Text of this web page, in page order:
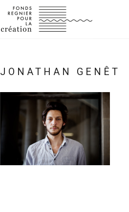
JONATHAN GENÊT